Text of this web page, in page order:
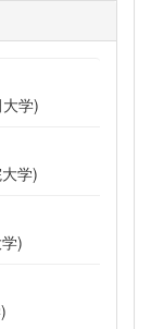
学)
学)
)